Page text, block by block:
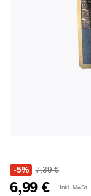
-5% 7,39 €
6,99 € Inkl. MwSt.